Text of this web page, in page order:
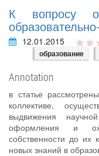
К вопросу
12.01.2015
образование
Annotation
в статье
коллективе,
выдвижения
оформления и
собственности до их
новых знаний в